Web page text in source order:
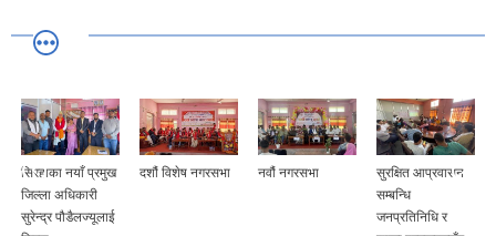
सिरहाका नयाँ प्रमुख
जिल्ला अधिकारी
सुरेन्द्र पौडैलज्यूलाई
दशौं विशेष नगरसभा नवौं नगरसभा
सुरक्षित आप्रवासन
सम्बन्धि
जनप्रतिनिधि र